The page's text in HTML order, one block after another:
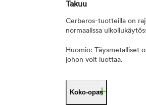
Takuu
Cerberos-tuotteilla on
normaalissa
Huomio: Täysmetalliset
johon voit luottaa.
Koko-opas